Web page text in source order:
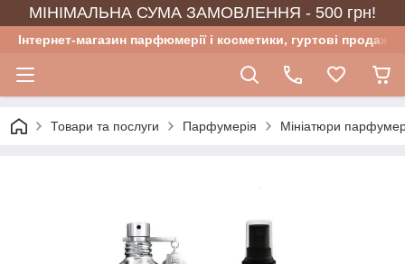
МІНІМАЛЬНА СУМА ЗАМОВЛЕННЯ - 500 грн!
Інтернет-магазин парфюмерії і косметики, гуртові продажі
Товари та послуги Парфумерія Мініатюри